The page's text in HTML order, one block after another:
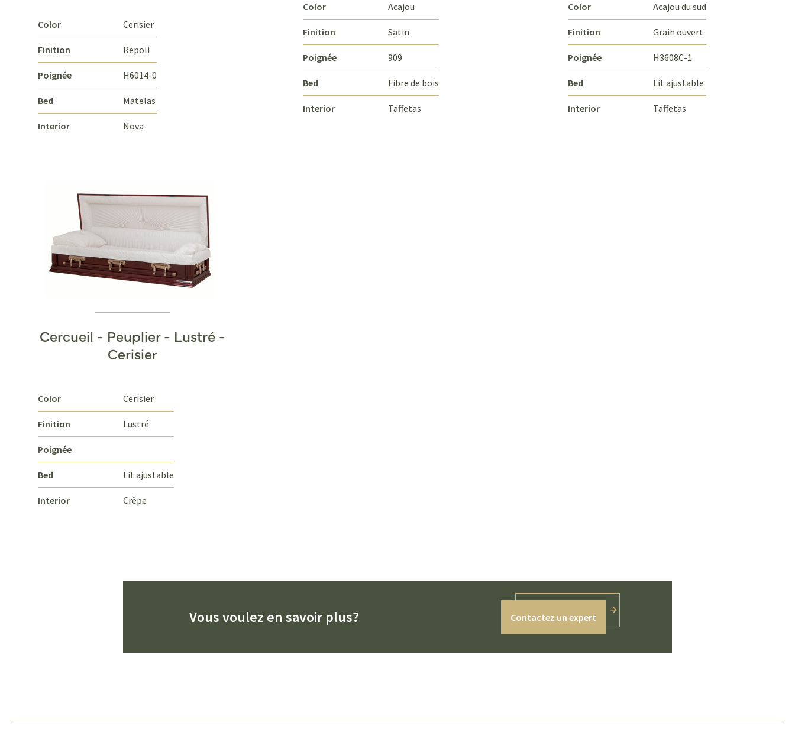
Color Cerisier
Finition Repoli
Poignée H6014-0
Bed Matelas
Interior Nova
Color Acajou
Finition Satin
Poignée 909
Bed Fibre de bois
Interior Taffetas
Color Acajou du sud
Finition Grain ouvert
Poignée H3608C-1
Bed Lit ajustable
Interior Taffetas
Cercueil - Peuplier - Lustré -
Cerisier
Color Cerisier
Finition Lustré
Poignée
Bed Lit ajustable
Interior Crêpe
Vous voulez en savoir plus? Contactez un expert